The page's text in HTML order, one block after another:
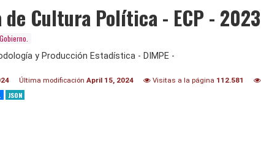
de Cultura Política - ECP - 2023
Gobierno.
y Producción Estadística - DIMPE -
Última modificación April 15, 2024 Visitas a la página 112.581
JSON